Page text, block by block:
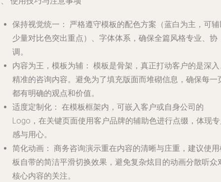
保持视觉统一：
严格遵守模板的配色方案（蓝白为主，可
少量对比色突出重点）、字体体系，确保全篇风格专业、协
调。
内容为王，模板为辅： 模板是骨架，真正打动客户的是深
精准的咨询内容。避免为了填充版面而堆砌信息，确保每一
都有明确的观点和价值。
适度定制化： 在模板框架内，可嵌入客户或自身公司的
Logo，在关键页面使用客户品牌的辅助色进行点缀，体现
感与用心。
简化动画： 商务咨询演示重在内容的清晰与庄重，建议使
板自带的简洁平滑切换效果，避免复杂炫目的动画分散听众
核心内容的关注。